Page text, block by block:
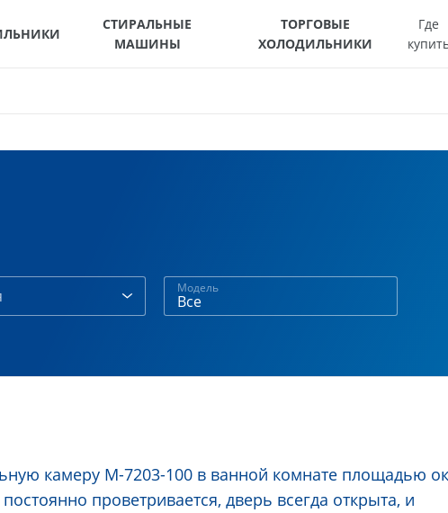
СТИРАЛЬНЫЕ
МАШИНЫ
ТОРГОВЫЕ
ХОЛОДИЛЬНИКИ
Где
Модель
камеру М-7203-100 в ванной комнате площадью
проветривается, дверь всегда открыта, и